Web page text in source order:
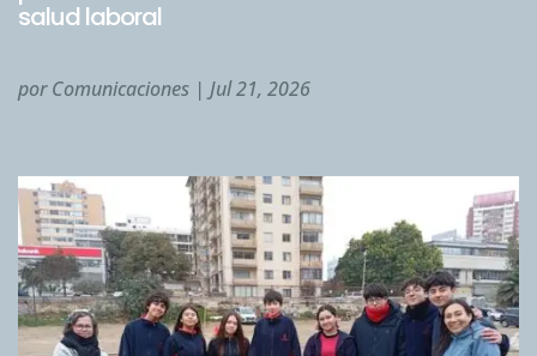
salud laboral
porComunicaciones | Jul 21, 2026